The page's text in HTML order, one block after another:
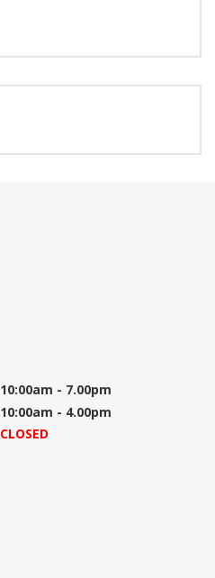
10:00am - 7.00pm
10:00am - 4.00pm
CLOSED